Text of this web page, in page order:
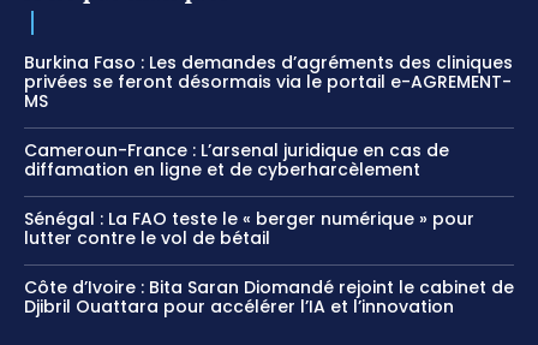
Burkina Faso : Les demandes d’agréments des cliniques
privées se feront désormais via le portail e-AGREMENT-
MS
Cameroun-France : L’arsenal juridique en cas de
diffamation en ligne et de cyberharcèlement
Sénégal : La FAO teste le « berger numérique » pour
lutter contre le vol de bétail
Côte d’Ivoire : Bita Saran Diomandé rejoint le cabinet de
Djibril Ouattara pour accélérer l’IA et l’innovation